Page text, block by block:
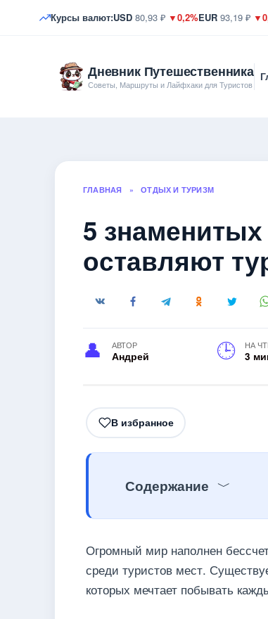
Курсы валют:USD 80,93 ₽ ▼0,2%EUR 93,19 ₽
Дневник Путешественника
Советы, Маршруты и Лайфхаки для Туристов
ГЛАВНАЯ » ОТДЫХ И ТУРИЗМ
5
оставляют
АВТОР
Андрей
НА
3
В избранное
Содержание
Огромный мир наполнен
среди туристов мест.
которых мечтает побывать